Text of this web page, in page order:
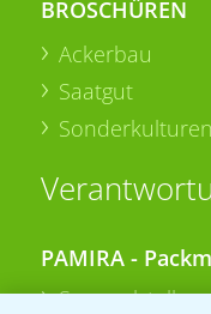
BROSCHÜREN
Ackerbau
Saatgut
Sonderkulturen
PAMIRA -
Sammelstellen